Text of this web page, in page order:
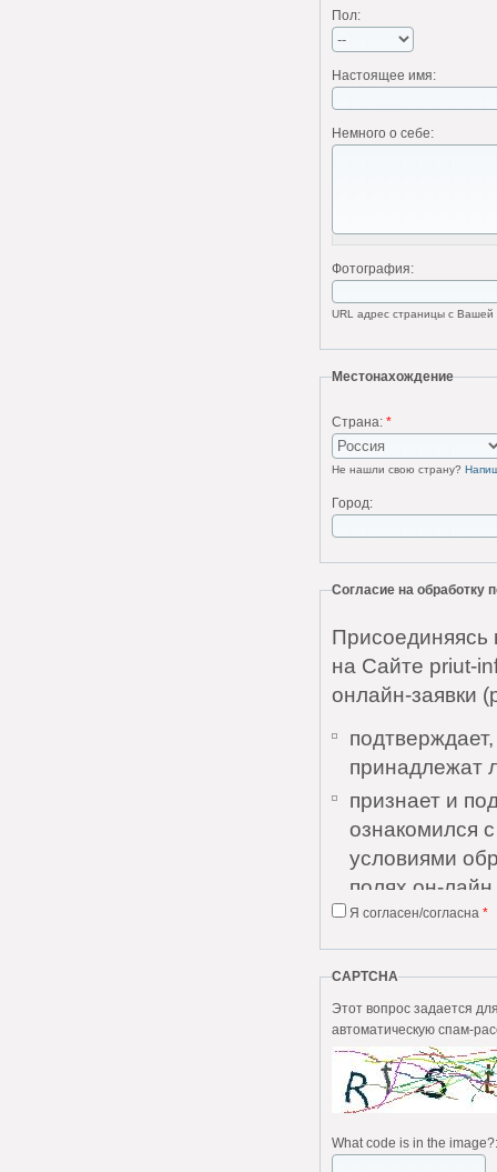
Пол:
Настоящее имя:
Немного о себе:
Фотография:
URL адрес страницы с
Местонахождение
Страна: *
Не нашли свою страну?
Город:
Согласие на обработку
на Сайте priut-
онлайн-заявки
принадлежат
признает и
ознакомился
условиями
полях он-лайн
признает и
Соглашения и
понятны;
дает
выражает
без каких-
Пользователь
Я согласен/согласна *
CAPTCHA
Этот вопрос задается для того, чтобы
автоматическую спам-
What code is in the